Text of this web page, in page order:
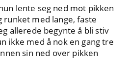
lente seg ned mot pikken
runket med lange, faste
allerede begynte å bli stiv
ikke med å nok en gang tre
sin ned over pikken